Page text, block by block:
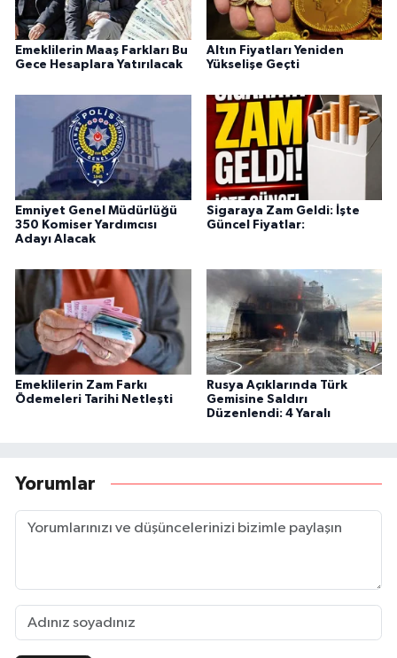
Emeklilerin Maaş Farkları Bu
Gece Hesaplara Yatırılacak
Altın Fiyatları Yeniden
Yükselişe Geçti
Emniyet Genel Müdürlüğü
350 Komiser Yardımcısı
Adayı Alacak
Sigaraya Zam Geldi: İşte
Güncel Fiyatlar:
Emeklilerin Zam Farkı
Ödemeleri Tarihi Netleşti
Rusya Açıklarında Türk
Gemisine Saldırı
Düzenlendi: 4 Yaralı
Yorumlar